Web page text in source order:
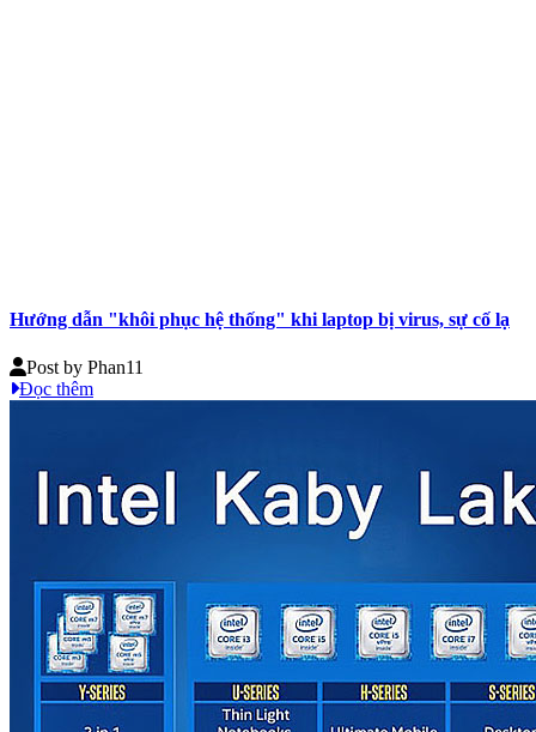
Hướng dẫn "khôi phục hệ thống" khi laptop bị virus, sự cố lạ
Post by Phan11
Đọc thêm